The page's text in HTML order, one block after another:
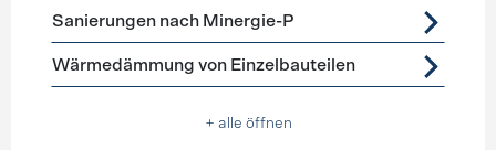
Sanierungen nach Minergie-P
Wärmedämmung von Einzelbauteilen
+ alle öffnen